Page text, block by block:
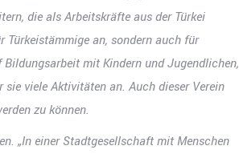
die als Arbeitskräfte aus der Türkei
an, sondern auch für
mit Kindern und Jugendlichen,
viele Aktivitäten an. Auch dieser Verein
zu können.
„In einer Stadtgesellschaft mit Menschen